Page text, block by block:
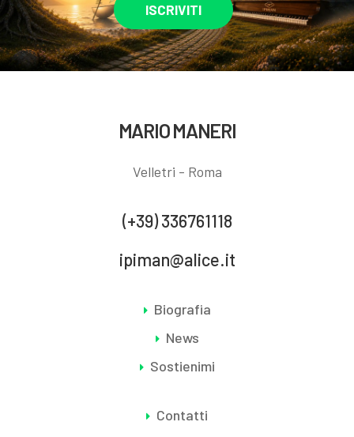
ISCRIVITI
MARIO MANERI
Velletri - Roma
(+39) 336761118
ipiman@alice.it
Biografia
News
Sostienimi
Contatti